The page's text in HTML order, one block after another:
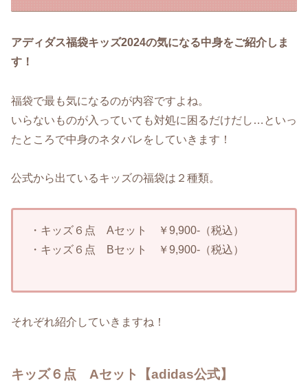
アディダス福袋キッズ2024の気になる中身をご紹介しま
す！
福袋で最も気になるのが内容ですよね。
いらないものが入っていても対処に困るだけだし…といっ
たところで中身のネタバレをしていきます！
公式から出ているキッズの福袋は２種類。
・キッズ６点 Aセット ￥9,900-（税込）
・キッズ６点 Bセット ￥9,900-（税込）
それぞれ紹介していきますね！
キッズ６点 Aセット【adidas公式】